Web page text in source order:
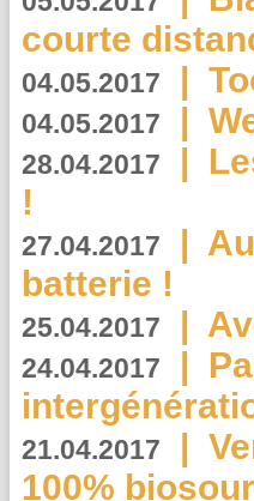
courte
04.05.2017 |
04.05.2017 |
28.04.2017 |
!
27.04.2017 |
batterie !
25.04.2017 |
24.04.2017 |
21.04.2017 |
100%